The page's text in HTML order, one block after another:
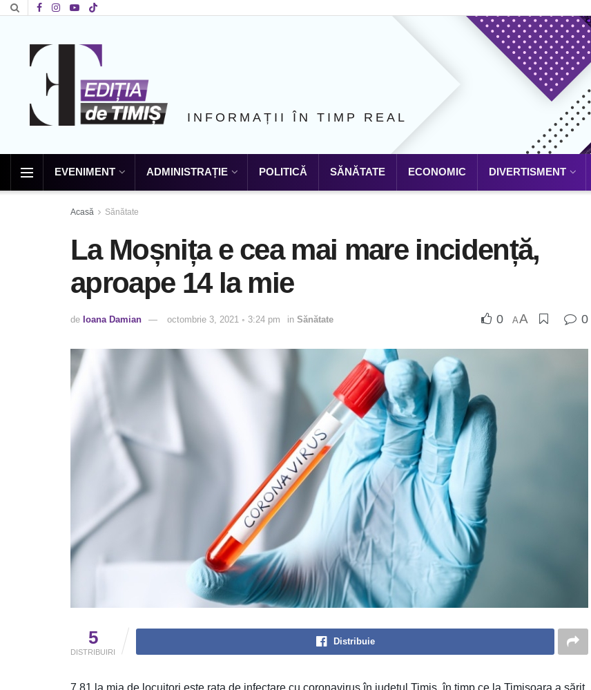
INFORMAȚII ÎN TIMP REAL
EVENIMENT ADMINISTRAȚIE POLITICĂ SĂNĂTATE ECONOMIC DIVERTISMENT
Acasă Sănătate
La Moșnița e cea mai mare incidență,
aproape 14 la mie
de Ioana Damian octombrie 3, 2021 ◦ 3:24 pm in Sănătate 0 AA 0
5
DISTRIBUIRI
Distribuie
7,81 la mia de locuitori este rata de infectare cu coronavirus în județul Timiș, în timp ce la Timișoara a sărit